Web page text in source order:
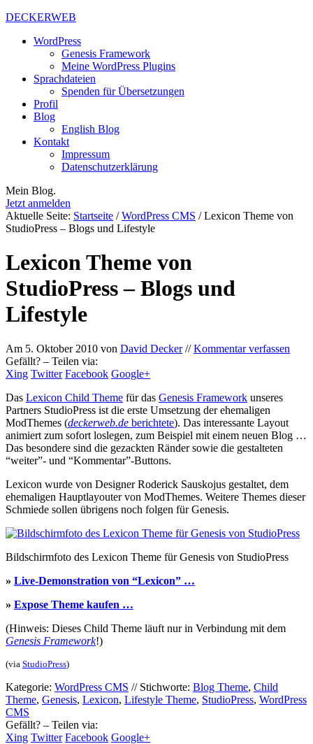
DECKERWEB
WordPress
Genesis Framework
Meine WordPress Plugins
Sprachdateien
Spenden für Übersetzungen
Profil
Blog
English Blog
Kontakt
Impressum
Datenschutzerklärung
Mein Blog.
Jetzt anmelden
Aktuelle Seite: Startseite / WordPress CMS /Lexicon Theme von
StudioPress – Blogs und Lifestyle
Lexicon Theme von
StudioPress – Blogs und
Lifestyle
Am 5. Oktober 2010 von David Decker//Kommentar verfassen
Gefällt? – Teilen via:
Xing Twitter Facebook Google+
Das Lexicon Child Theme für das Genesis Framework unseres
Partners StudioPress ist die erste Umsetzung der ehemaligen
ModThemes (deckerweb.de berichtete). Das interessante Layout
animiert zum sofort loslegen, zum Beispiel mit einem neuen Blog …
Das besondere sind die gezackten Ränder sowie die gestalteten
“weiter”- und “Kommentar”-Buttons.
Lexicon wurde von Designer Roderick Sauskojus gestaltet, dem
ehemaligen Hauptlayouter von ModThemes. Weitere Themes dieser
Schmiede sollen übrigens noch folgen für Genesis.
Bildschirmfoto des Lexicon Theme für Genesis von StudioPress
» Live-Demonstration von “Lexicon” …
» Expose Theme kaufen …
(Hinweis: Dieses Child Theme läuft nur in Verbindung mit dem
Genesis Framework!)
(via StudioPress)
Kategorie: WordPress CMS // Stichworte: Blog Theme, Child
Theme, Genesis, Lexicon, Lifestyle Theme, StudioPress, WordPress
CMS
Gefällt? – Teilen via:
Xing Twitter Facebook Google+